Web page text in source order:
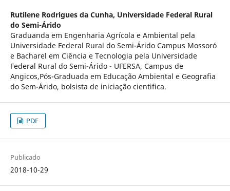
Rutilene Rodrigues da Cunha, Universidade Federal Rural
do Semi-Árido
Graduanda em Engenharia Agrícola e Ambiental pela
Universidade Federal Rural do Semi-Árido Campus Mossoró
e Bacharel em Ciência e Tecnologia pela Universidade
Federal Rural do Semi-Árido - UFERSA, Campus de
Angicos,Pós-Graduada em Educação Ambiental e Geografia
do Sem-Árido, bolsista de iniciação cientifica.
PDF
Publicado
2018-10-29